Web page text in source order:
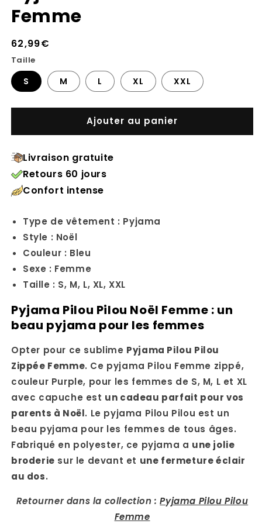
Femme
Prix
habituel
62,99€
Taille
S M L XL XXL
Ajouter au panier
Livraison gratuite
Retours 60 jours
Confort intense
Type de vêtement : Pyjama
Style : Noël
Couleur : Bleu
Sexe : Femme
Taille : S, M, L, XL, XXL
Pyjama Pilou Pilou Noël Femme : un
beau pyjama pour les femmes
Opter pour ce sublime Pyjama Pilou Pilou
Zippée Femme. Ce pyjama Pilou Femme zippé,
couleur Purple, pour les femmes de S, M, L et XL
avec capuche est un cadeau parfait pour vos
parents à Noël. Le pyjama Pilou Pilou est un
beau pyjama pour les femmes de tous âges.
Fabriqué en polyester, ce pyjama a une jolie
broderie sur le devant et une fermeture éclair
au dos.
Retourner dans la collection :Pyjama Pilou Pilou
Femme